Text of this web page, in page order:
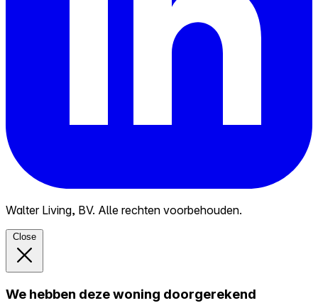
Walter Living, BV. Alle rechten voorbehouden.
Close
We hebben deze woning doorgerekend